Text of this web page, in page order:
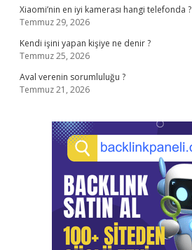
Xiaomi’nin en iyi kamerası hangi telefonda ?
Temmuz 29, 2026
Kendi işini yapan kişiye ne denir ?
Temmuz 25, 2026
Aval verenin sorumluluğu ?
Temmuz 21, 2026